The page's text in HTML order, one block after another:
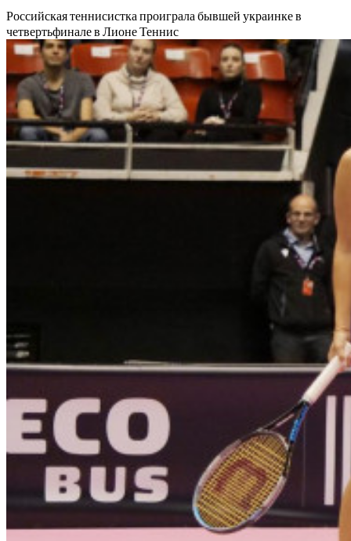
Российская теннисистка проиграла бывшей украинке в
четвертьфинале в ЛионеТеннис